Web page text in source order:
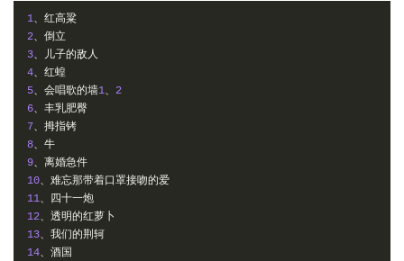
1、红高粱
2、倒立
3、儿子的敌人
4、红蝗
5、会唱歌的墙1、 2
6、丰乳肥臀
7、拇指铐
8、牛
9、离婚急件
10、难忘那带着口罩接吻的爱
11、四十一炮
12、透明的红萝卜
13、我们的荆轲
14、酒国